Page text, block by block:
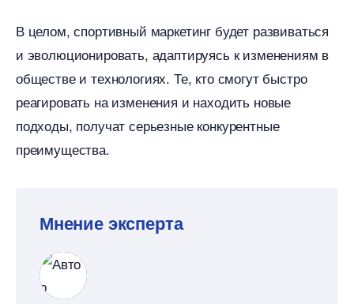
целом, спортивный маркетинг будет развиваться
и эволюционировать, адаптируясь к изменениям
обществе и технологиях. Те, кто смогут быстро
реагировать на изменения и находить новые
подходы, получат серьезные конкурентные
преимущества.
Мнение эксперта